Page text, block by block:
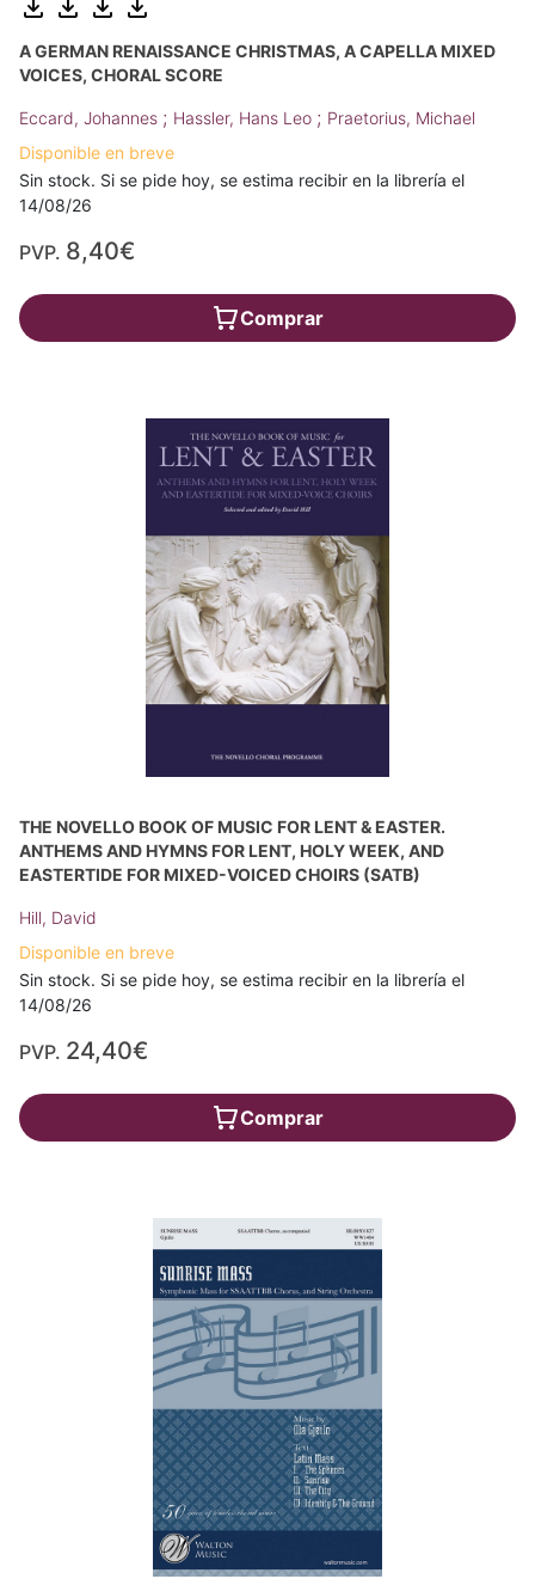
A GERMAN RENAISSANCE CHRISTMAS, A CAPELLA MIXED
VOICES, CHORAL SCORE
Eccard, Johannes ; Hassler, Hans Leo ; Praetorius, Michael
Disponible en breve
Sin stock. Si se pide hoy, se estima recibir en la librería el
14/08/26
PVP. 8,40€
Comprar
THE NOVELLO BOOK OF MUSIC FOR LENT & EASTER.
ANTHEMS AND HYMNS FOR LENT, HOLY WEEK, AND
EASTERTIDE FOR MIXED-VOICED CHOIRS (SATB)
Hill, David
Disponible en breve
Sin stock. Si se pide hoy, se estima recibir en la librería el
14/08/26
PVP. 24,40€
Comprar